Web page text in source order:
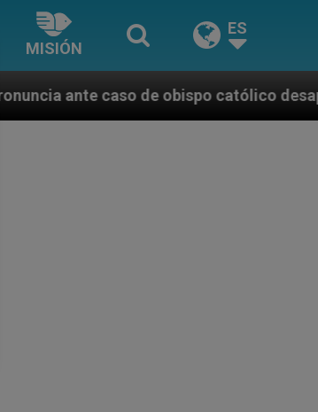
MISIÓN
ES
católico desaparecido por la